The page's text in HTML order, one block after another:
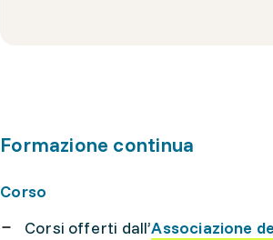
Formazione continua
Corso
Corsi offerti dall’Associazione